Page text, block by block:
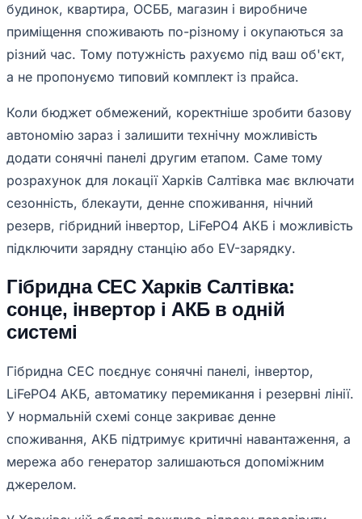
будинок, квартира, ОСББ, магазин і виробниче
приміщення споживають по-різному і окупаються за
різний час. Тому потужність рахуємо під ваш об'єкт,
а не пропонуємо типовий комплект із прайса.
Коли бюджет обмежений, коректніше зробити базову
автономію зараз і залишити технічну можливість
додати сонячні панелі другим етапом. Саме тому
розрахунок для локації Харків Салтівка має включати
сезонність, блекаути, денне споживання, нічний
резерв, гібридний інвертор, LiFePO4 АКБ і можливість
підключити зарядну станцію або EV-зарядку.
Гібридна СЕС Харків Салтівка:
сонце, інвертор і АКБ в одній
системі
Гібридна СЕС поєднує сонячні панелі, інвертор,
LiFePO4 АКБ, автоматику перемикання і резервні лінії.
У нормальній схемі сонце закриває денне
споживання, АКБ підтримує критичні навантаження, а
мережа або генератор залишаються допоміжним
джерелом.